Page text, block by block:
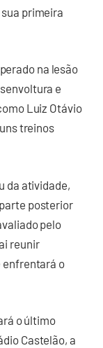
primeira
na lesão
e
Luiz Otávio
treinos
da atividade,
posterior
pelo
reunir
enfrentará o
o último
Castelão, a